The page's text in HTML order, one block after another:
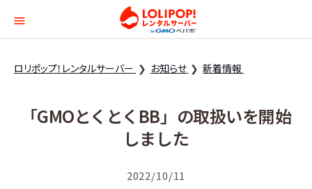
ロリポップ！レンタル
ロリポップ！レンタルサーバー お知らせ 新着情報
「GMOとくとくBB」の取扱いを開始
しました
2022/10/11